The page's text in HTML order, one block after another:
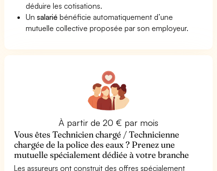
déduire les cotisations.
Unsalarié bénéficie automatiquement d’une
mutuelle collective proposée par son employeur.
À partir de 20 € par mois
Vous êtes Technicien chargé / Technicienne
chargée de la police des eaux ? Prenez une
mutuelle spécialement dédiée à votre branche
Les assureurs ont construit des offres spécialement